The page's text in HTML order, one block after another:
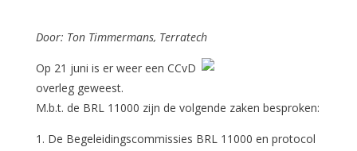
Door: Ton Timmermans, Terratech
Op 21 juni is er weer een CCvD
overleg geweest.
M.b.t. de BRL 11000 zijn de volgende zaken besproken:
De Begeleidingscommissies BRL 11000 en protocol